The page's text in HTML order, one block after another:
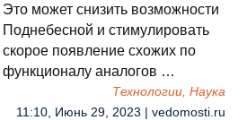
Это может снизить возможности
Поднебесной и стимулировать
скорое появление схожих по
функционалу аналогов …
Технологии, Наука
11:10, Июнь 29, 2023 | vedomosti.ru